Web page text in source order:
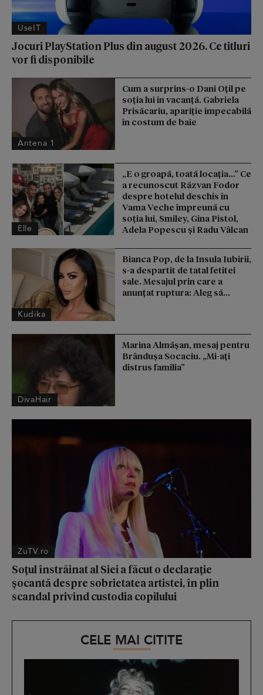
UseIT
Jocuri PlayStation Plus din august 2026. Ce titluri
vor fi disponibile
Antena 1
Cum a surprins-o Dani Oțil pe
soția lui în vacanță. Gabriela
Prisăcariu, apariție impecabilă
în costum de baie
Elle
„E o groapă, toată locația…” Ce
a recunoscut Răzvan Fodor
despre hotelul deschis în
Vama Veche împreună cu
soția lui, Smiley, Gina Pistol,
Adela Popescu și Radu Vâlcan
Kudika
Bianca Pop, de la Insula Iubirii,
s-a despartit de tatal fetitei
sale. Mesajul prin care a
anunțat ruptura: Aleg să...
DivaHair
Marina Almășan, mesaj pentru
Brândușa Socaciu. „Mi-ați
distrus familia”
ZuTV.ro
Soțul înstrăinat al Siei a făcut o declarație
șocantă despre sobrietatea artistei, în plin
scandal privind custodia copilului
CELE MAI CITITE